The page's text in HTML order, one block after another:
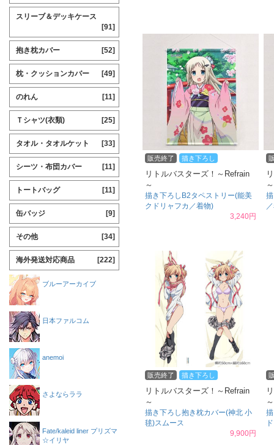
販売終了 描き下ろし
リトルバスターズ！～Refrain
～
描き下ろしB2タペストリー(能美
クドリャフカ／着物)
3,240円
～
販売終了 描き下ろし
リトルバスターズ！～Refrain
～
描き下ろし抱き枕カバー(神北 小
毬)スムース
9,900円
～
スリーブ＆デッキケース
[91]
抱き枕カバー [52]
枕・クッションカバー [49]
のれん [11]
Ｔシャツ(衣類) [25]
タオル・タオルケット [33]
シーツ・布団カバー [11]
トートバッグ [11]
缶バッジ [9]
その他 [34]
海外発送対応商品 [222]
ブルーアーカイブ
日本ファルコム
anemoi
さよならララ
Fate/kaleid liner プリズマ
☆イリヤ